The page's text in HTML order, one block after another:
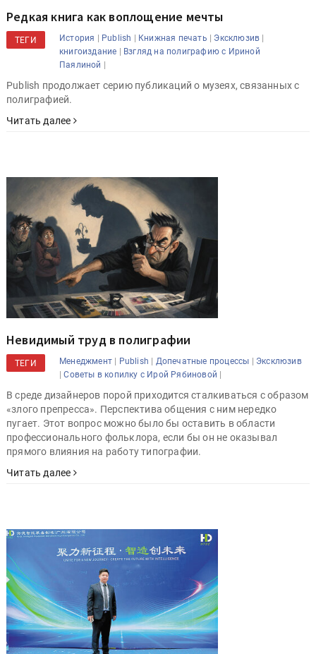
Редкая книга как воплощение мечты
ТЕГИ История | Publish | Книжная печать | Эксклюзив |
книгоиздание | Взгляд на полиграфию с Ириной
Паялиной |
Publish продолжает серию публикаций о музеях, связанных с
полиграфией.
Читать далее
Невидимый труд в полиграфии
ТЕГИ Менеджмент | Publish | Допечатные процессы | Эксклюзив
|Советы в копилку с Ирой Рябиновой |
В среде дизайнеров порой приходится сталкиваться с образом
«злого препресса». Перспектива общения с ним нередко
пугает. Этот вопрос можно было бы оставить в области
профессионального фольклора, если бы он не оказывал
прямого влияния на работу типографии.
Читать далее